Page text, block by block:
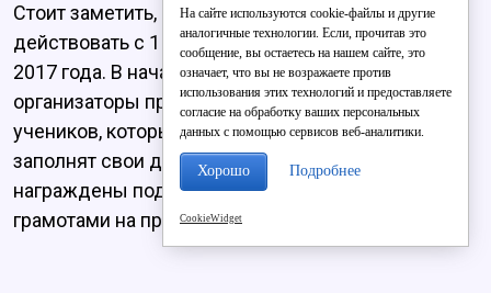
Стоит заметить, что Культурные дневники будут
действовать с 1 ноября 2016 года по 1 сентября
2017 года. В начале следующего учебного года
организаторы проекта выберут 45 лучших
учеников, которые наиболее полно и творчески
заполнят свои дневники. Победители будут
награждены подарками и похвальными
грамотами на празднике Культурного дневника.
На сайте используются cookie-файлы и другие
аналогичные технологии. Если, прочитав это
сообщение, вы остаетесь на нашем сайте, это
означает, что вы не возражаете против
использования этих технологий и предоставляете
согласие на обработку ваших персональных
данных с помощью сервисов веб-аналитики.
Хорошо Подробнее
CookieWidget